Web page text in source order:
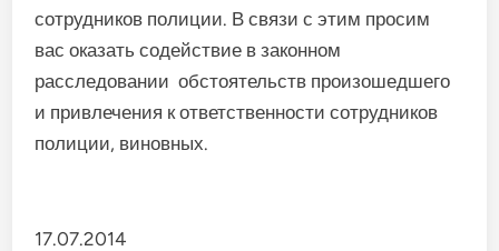
сотрудников полиции. В связи с этим просим
вас оказать содействие в законном
расследовании обстоятельств произошедшего
и привлечения к ответственности сотрудников
полиции, виновных.
17.07.2014